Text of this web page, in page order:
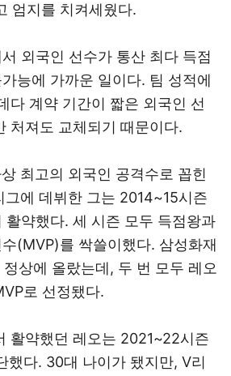
엄지를 치켜세웠다.
외국인 선수가 통산 최다 득점
능에 가까운 일이다. 팀 성적에
다 계약 기간이 짧은 외국인 선
처져도 교체되기 때문이다.
최고의 외국인 공격수로 꼽힌
그에 데뷔한 그는 2014~15시즌
활약했다. 세 시즌 모두 득점왕과
(MVP)를 싹쓸이했다. 삼성화재
상에 올랐는데, 두 번 모두 레오
로 선정됐다.
활약했던 레오는 2021~22시즌
했다. 30대 나이가 됐지만, V리